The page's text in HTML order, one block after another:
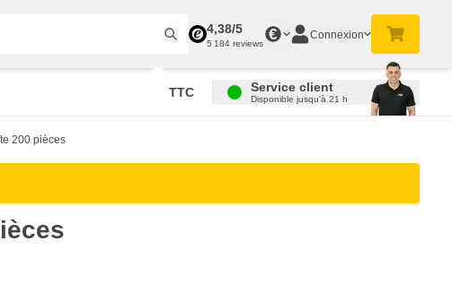
4,38/5
5 184 reviews
€ Connexion
TTC Service client
Disponible jusqu'à 21 h
200 pièces